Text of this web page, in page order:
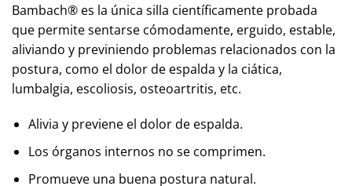
Bambach® es la única silla científicamente probada
que permite sentarse cómodamente, erguido, estable,
aliviando y previniendo problemas relacionados con la
postura, como el dolor de espalda y la ciática,
lumbalgia, escoliosis, osteoartritis, etc.
Alivia y previene el dolor de espalda.
Los órganos internos no se comprimen.
Promueve una buena postura natural.